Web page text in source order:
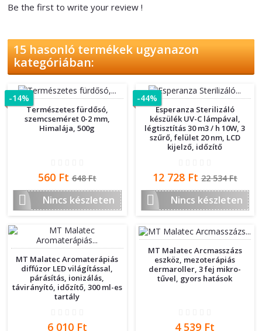
Be the first to write your review !
15 hasonló termékek ugyanazon
kategóriában:
Természetes fürdősó,
szemcseméret 0-2 mm,
Himalája, 500g
Ár
560 Ft Normál
ár
648 Ft
 Nincs készleten
-14%
Esperanza Sterilizáló
készülék UV-C lámpával,
légtisztítás 30 m3 / h 10W, 3
szűrő, felület 20 nm, LCD
kijelző, időzítő
Ár
12 728 Ft Normál
ár
22 534 Ft
 Nincs készleten
-44%
MT Malatec Aromaterápiás
diffúzor LED világítással,
párásítás, ionizálás,
távirányító, időzítő, 300 ml-es
tartály
Ár
6 010 Ft
MT Malatec Arcmasszázs
eszköz, mezoterápiás
dermaroller, 3 fej mikro-
tűvel, gyors hatások
Ár
4 539 Ft